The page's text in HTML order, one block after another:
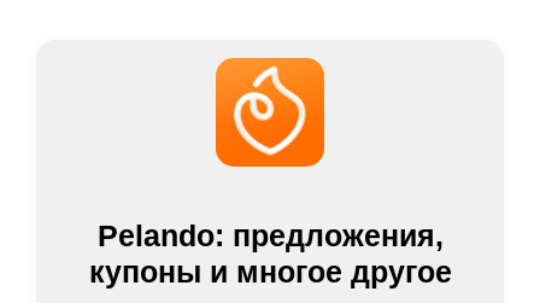
Pelando: предложения,
купоны и многое другое